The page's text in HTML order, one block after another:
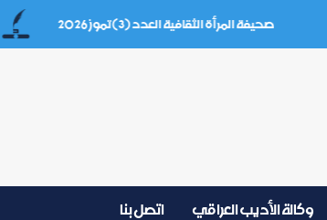
صحيفة المرأة الثقافية العدد (3) تموز 2026
وكالة الأديب العراقي اتصل بنا